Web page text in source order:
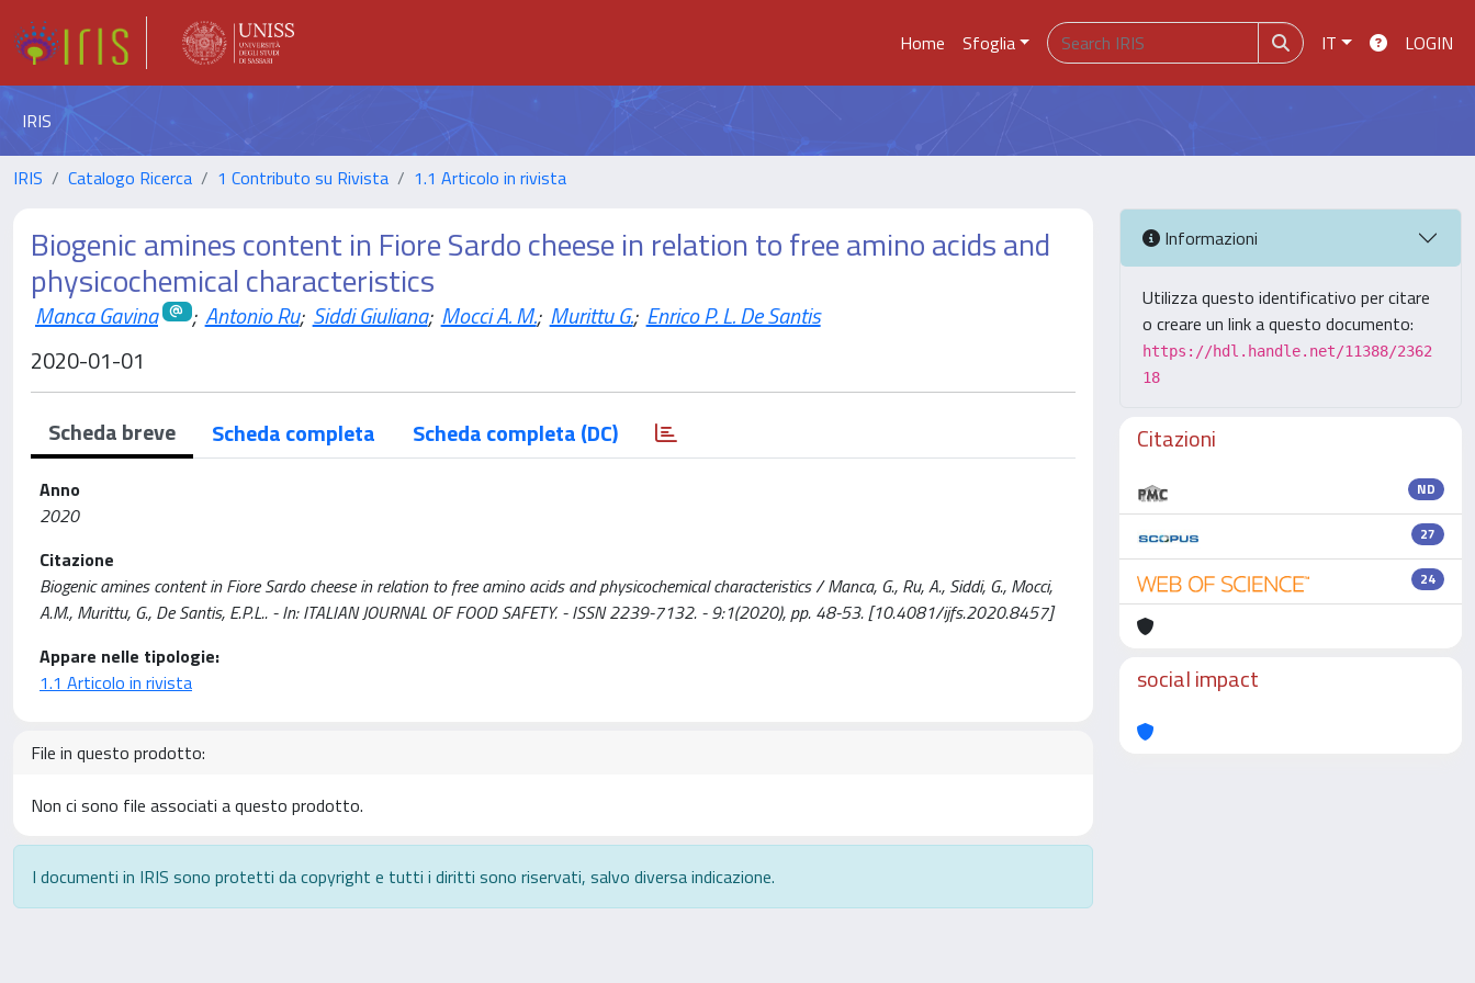
Home Sfoglia IT LOGIN
IRIS
IRIS Catalogo Ricerca 1 Contributo su Rivista 1.1 Articolo in rivista
Biogenic amines content in Fiore Sardo cheese in relation to free amino acids and
physicochemical characteristics
Manca Gavina ; Antonio Ru; Siddi Giuliana; Mocci A. M.; Murittu G.; Enrico P. L. De Santis
2020-01-01
Scheda breve Scheda completa Scheda completa (DC)
Anno
2020
Citazione
Biogenic amines content in Fiore Sardo cheese in relation to free amino acids and physicochemical characteristics / Manca, G., Ru, A., Siddi, G., Mocci,
A.M., Murittu, G., De Santis, E.P.L.. - In: ITALIAN JOURNAL OF FOOD SAFETY. - ISSN 2239-7132. - 9:1(2020), pp. 48-53. [10.4081/ijfs.2020.8457]
Appare nelle tipologie:
1.1 Articolo in rivista
File in questo prodotto:
Non ci sono file associati a questo prodotto.
I documenti in IRIS sono protetti da copyright e tutti i diritti sono riservati, salvo diversa indicazione.
Informazioni
Utilizza questo identificativo per citare
o creare un link a questo documento:
https://hdl.handle.net/11388/2362
18
Citazioni
ND
27
24
social impact